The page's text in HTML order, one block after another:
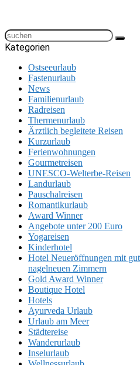
Kategorien
Ostseeurlaub
Fastenurlaub
News
Familienurlaub
Radreisen
Thermenurlaub
Ärztlich begleitete Reisen
Kurzurlaub
Ferienwohnungen
Gourmetreisen
UNESCO-Welterbe-Reisen
Landurlaub
Pauschalreisen
Romantikurlaub
Award Winner
Angebote unter 200 Euro
Yogareisen
Kinderhotel
Hotel Neueröffnungen mit
nagelneuen Zimmern
Gold Award Winner
Boutique Hotel
Hotels
Ayurveda Urlaub
Urlaub am Meer
Städtereise
Wanderurlaub
Inselurlaub